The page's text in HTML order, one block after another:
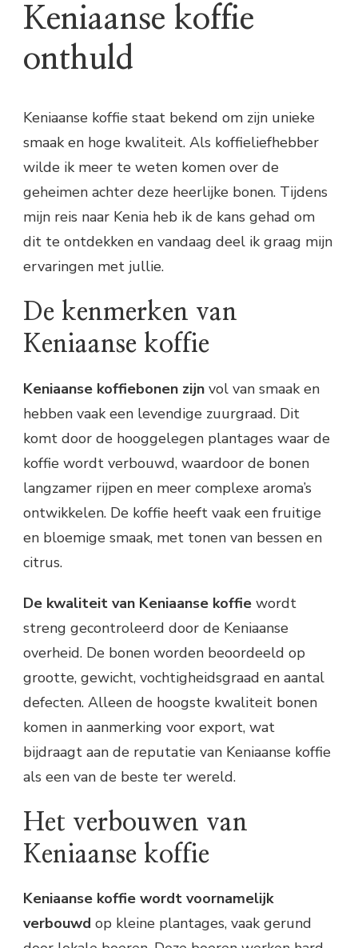
Keniaanse koffie
onthuld
Keniaanse koffie staat bekend om zijn unieke
smaak en hoge kwaliteit. Als koffieliefhebber
wilde ik meer te weten komen over de
geheimen achter deze heerlijke bonen. Tijdens
mijn reis naar Kenia heb ik de kans gehad om
dit te ontdekken en vandaag deel ik graag mijn
ervaringen met jullie.
De kenmerken van
Keniaanse koffie
Keniaanse koffiebonen zijn vol van smaak en
hebben vaak een levendige zuurgraad. Dit
komt door de hooggelegen plantages waar de
koffie wordt verbouwd, waardoor de bonen
langzamer rijpen en meer complexe aroma’s
ontwikkelen. De koffie heeft vaak een fruitige
en bloemige smaak, met tonen van bessen en
citrus.
De kwaliteit van Keniaanse koffie wordt
streng gecontroleerd door de Keniaanse
overheid. De bonen worden beoordeeld op
grootte, gewicht, vochtigheidsgraad en aantal
defecten. Alleen de hoogste kwaliteit bonen
komen in aanmerking voor export, wat
bijdraagt aan de reputatie van Keniaanse koffie
als een van de beste ter wereld.
Het verbouwen van
Keniaanse koffie
Keniaanse koffie wordt voornamelijk
verbouwd op kleine plantages, vaak gerund